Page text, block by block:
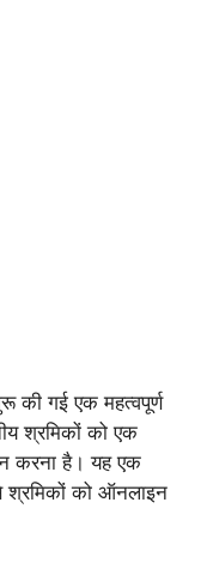
की गई एक महत्वपूर्ण
श्रमिकों को एक
करना है। यह एक
श्रमिकों को ऑनलाइन